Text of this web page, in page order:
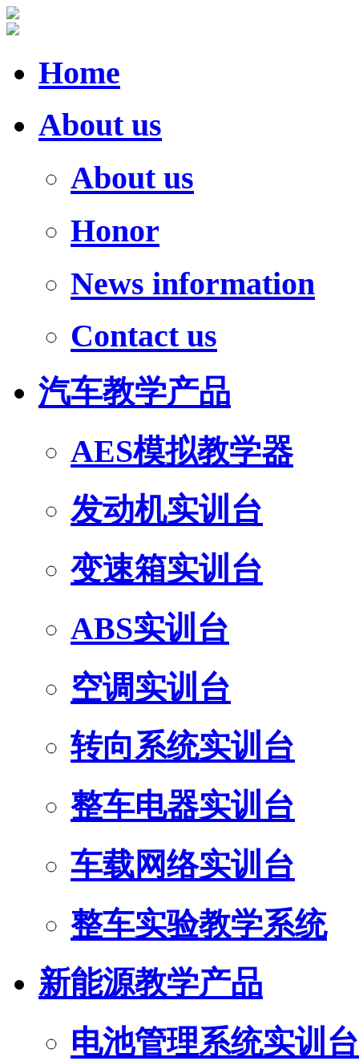
Home
About us
About us
Honor
News information
Contact us
汽车教学产品
AES模拟教学器
发动机实训台
变速箱实训台
ABS实训台
空调实训台
转向系统实训台
整车电器实训台
车载网络实训台
整车实验教学系统
新能源教学产品
电池管理系统实训台